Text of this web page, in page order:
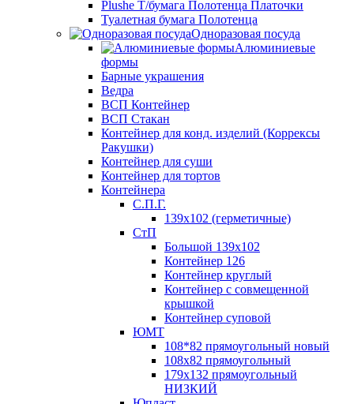
Plushe Т/бумага Полотенца Платочки
Туалетная бумага Полотенца
Одноразовая посуда
Алюминиевые
формы
Барные украшения
Ведра
ВСП Контейнер
ВСП Стакан
Контейнер для конд. изделий (Коррексы
Ракушки)
Контейнер для суши
Контейнер для тортов
Контейнера
С.П.Г.
139х102 (герметичные)
СтП
Большой 139х102
Контейнер 126
Контейнер круглый
Контейнер с совмещенной
крышкой
Контейнер суповой
ЮМТ
108*82 прямоугольный новый
108х82 прямоугольный
179х132 прямоугольный
НИЗКИЙ